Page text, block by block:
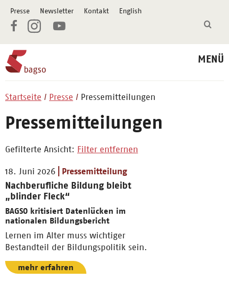
Presse Newsletter Kontakt English
MENÜ
Startseite Presse Pressemitteilungen
Pressemitteilungen
Gefilterte Ansicht: Filter entfernen
18. Juni 2026 Pressemitteilung
Nachberufliche Bildung bleibt
„blinder Fleck“
BAGSO kritisiert Datenlücken im
nationalen Bildungsbericht
Lernen im Alter muss wichtiger
Bestandteil der Bildungspolitik sein.
mehr erfahren